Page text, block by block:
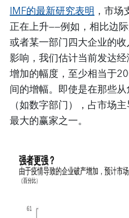
IMF的最新研究表明 ，市
正在上升——例如，相比边
或者某一部门四大企业的
影响，我们估计当前发达
增加的幅度，至少相当于
间的增幅。即使是在那些
（如数字部门），占市场
最大的赢家之一。